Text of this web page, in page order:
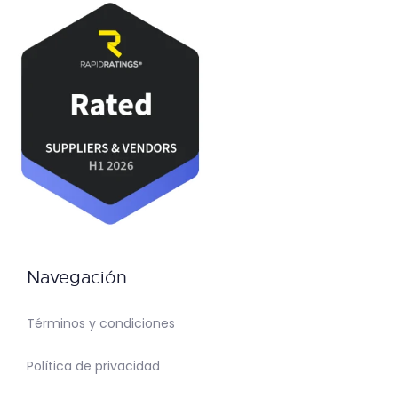
Navegación
Términos y condiciones
Política de privacidad